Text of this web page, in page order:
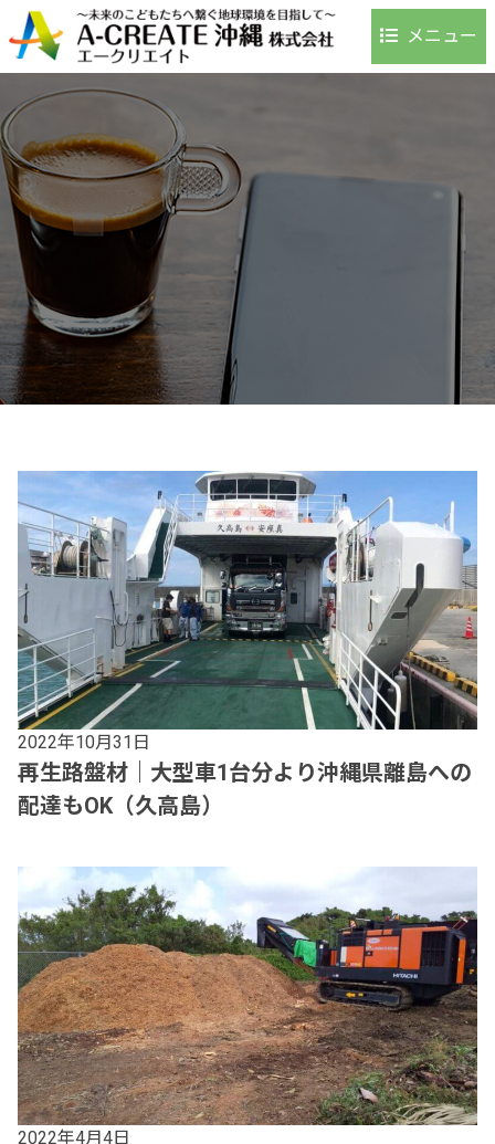
メニュー
ホーム
事業内容
環境への取り組み
事例・実績
お客様の声
よくある質問
会社案内
アクセス
採用情報
2022年10月31日
再生路盤材｜大型車1台分より沖縄県離島への
配達もOK（久高島）
2022年4月4日